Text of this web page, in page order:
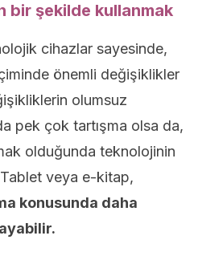
bir şekilde kullanmak
cihazlar sayesinde,
önemli değişiklikler
olumsuz
pek çok tartışma olsa da,
olduğunda teknolojinin
veya e-kitap,
konusunda daha